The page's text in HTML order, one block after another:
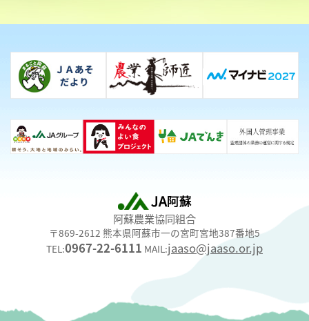
阿蘇農業協同組合
〒869-2612 熊本県阿蘇市一の宮町宮地387番地5
TEL:0967-22-6111 MAIL:jaaso@jaaso.or.jp